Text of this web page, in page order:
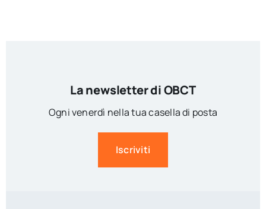
La newsletter di OBCT
Ogni venerdì nella tua casella di posta
Iscriviti